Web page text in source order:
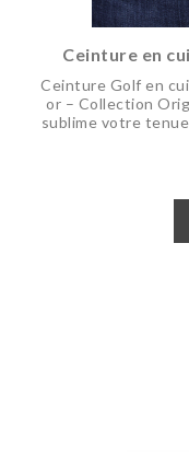
Ceinture en
Ceinture Golf en
or – Collection Originale Cette ceinture
sublime votre
meilleure